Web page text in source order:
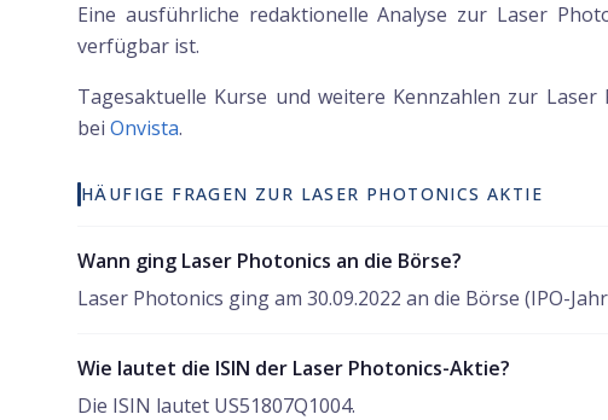
Eine ausführliche redaktionelle Analyse zur Laser
verfügbar ist.
Tagesaktuelle Kurse und weitere Kennzahlen zur Laser
bei Onvista.
HÄUFIGE FRAGEN ZUR LASER PHOTONICS AKTIE
Wann ging Laser Photonics an die Börse?
Laser Photonics ging am 30.09.2022 an die Börse (IPO-
Wie lautet die ISIN der Laser Photonics-Aktie?
Die ISIN lautet US51807Q1004.